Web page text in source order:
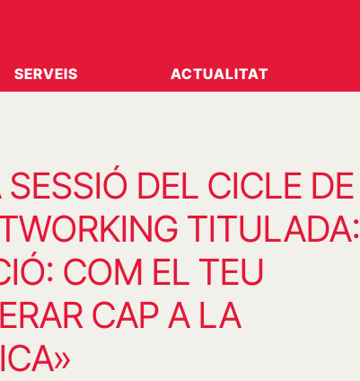
SERVEIS ACTUALITAT
DEL CICLE DE
TITULADA:
COM EL TEU
CAP A LA